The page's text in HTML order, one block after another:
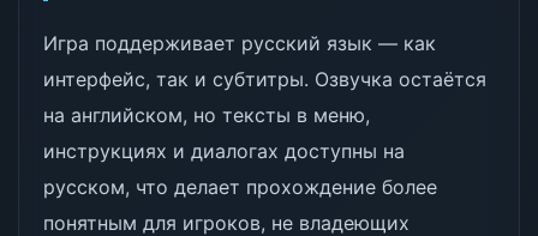
Игра поддерживает русский язык — как
интерфейс, так и субтитры. Озвучка остаётся
на английском, но тексты в меню,
инструкциях и диалогах доступны на
русском, что делает прохождение более
понятным для игроков, не владеющих